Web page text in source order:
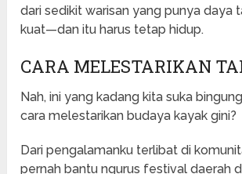
dari sedikit warisan yang punya daya
kuat—dan itu harus tetap hidup.
CARA MELESTARIKAN
Nah, ini yang kadang kita suka
cara melestarikan budaya kayak gini?
Dari pengalamanku terlibat di
pernah bantu ngurus festival daerah